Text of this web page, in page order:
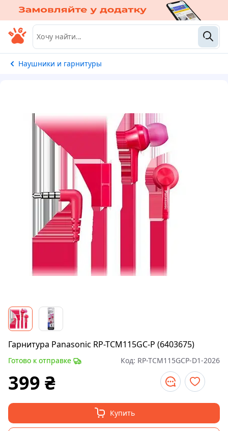
Наушники и гарнитуры
Гарнитура Panasonic RP-TCM115GC-P (6403675)
Готово к отправке Код: RP-TCM115GCP-D1-2026
399 ₴
Купить